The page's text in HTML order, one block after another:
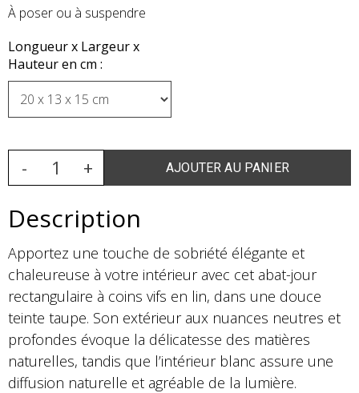
À poser ou à suspendre
Longueur x Largeur x
Hauteur en cm :
Description
Apportez une touche de sobriété élégante et
chaleureuse à votre intérieur avec cet abat-jour
rectangulaire à coins vifs en lin, dans une douce
teinte taupe. Son extérieur aux nuances neutres et
profondes évoque la délicatesse des matières
naturelles, tandis que l’intérieur blanc assure une
diffusion naturelle et agréable de la lumière.